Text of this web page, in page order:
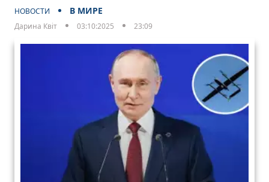
НОВОСТИ В МИРЕ
Дарина Квіт 03:10:2025 23:09